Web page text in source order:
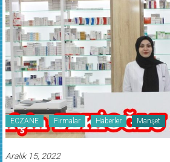
ECZANE Firmalar Haberler Manşet
Aralık 15, 2022